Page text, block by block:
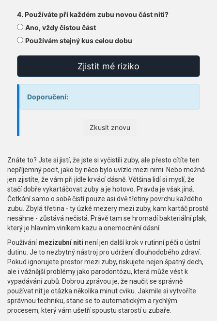
4. Používáte při každém zubu novou část niti?
Ano, vždy čistou část
Používám stejný kus celou dobu
Zjistit mé riziko
Doporučení:
Zkusit znovu
Znáte to? Jste si jistí, že jste si vyčistili zuby, ale přesto cítíte ten
nepříjemný pocit, jako by něco bylo uvízlo mezi nimi. Nebo možná
jen zjistíte, že vám při jídle krvácí dásně. Většina lidí si myslí, že
stačí dobře vykartáčovat zuby a je hotovo. Pravda je však jiná.
Četkání samo o sobě čistí pouze asi dvě třetiny povrchu každého
zubu. Zbylá třetina - ty úzké mezery mezi zuby, kam kartáč prostě
nesáhne - zůstává nečistá. Právě tam se hromadí bakteriální plak,
který je hlavním viníkem kazu a onemocnění dásní.
Používánímezizubní niti není jen další krok v rutinní péči o ústní
dutinu. Je to nezbytný nástroj pro udržení dlouhodobého zdraví.
Pokud ignorujete prostor mezi zuby, riskujete nejen špatný dech,
ale i vážnější problémy jako parodontózu, která může vést k
vypadávání zubů. Dobrou zprávou je, že naučit se správně
používat nit je otázka několika minut cviku. Jakmile si vytvoříte
správnou techniku, stane se to automatickým a rychlým
procesem, který vám ušetří spoustu starostí u zubaře.